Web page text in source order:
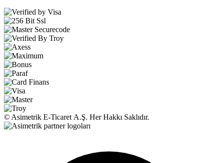
© Asimetrik E‑Ticaret A.Ş. Her Hakkı Saklıdır.